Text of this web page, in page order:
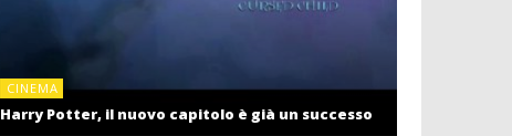
CINEMA
Harry Potter, il nuovo capitolo è già un successo